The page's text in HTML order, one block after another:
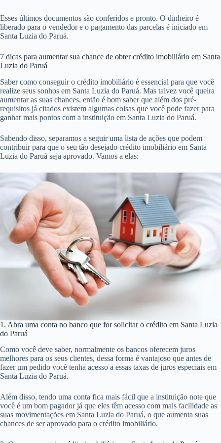
Esses últimos documentos são conferidos e pronto. O dinheiro é
liberado para o vendedor e o pagamento das parcelas é iniciado em
Santa Luzia do Paruá.
7 dicas para aumentar sua chance de obter crédito imobiliário em Santa
Luzia do Paruá
Saber como conseguir o crédito imobiliário é essencial para que você
realize seus sonhos em Santa Luzia do Paruá. Mas talvez você queira
aumentar as suas chances, então é bom saber que além dos pré-
requisitos já citados existem algumas coisas que você pode fazer para
ganhar mais pontos com a instituição em Santa Luzia do Paruá.
Sabendo disso, separamos a seguir uma lista de ações que podem
contribuir para que o seu tão desejado crédito imobiliário em Santa
Luzia do Paruá seja aprovado. Vamos a elas:
1. Abra uma conta no banco que for solicitar o crédito em Santa Luzia
do Paruá
Como você deve saber, normalmente os bancos oferecem juros
melhores para os seus clientes, dessa forma é vantajoso que antes de
fazer um pedido você tenha acesso a essas taxas de juros especiais em
Santa Luzia do Paruá.
Além disso, tendo uma conta fica mais fácil que a instituição note que
você é um bom pagador já que eles têm acesso com mais facilidade as
suas movimentações em Santa Luzia do Paruá, o que aumenta suas
chances de ser aprovado para o crédito imobiliário.